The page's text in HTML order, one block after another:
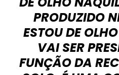
PRODUZIDO
ESTOU DE
VAI SER
FUNÇÃO DA